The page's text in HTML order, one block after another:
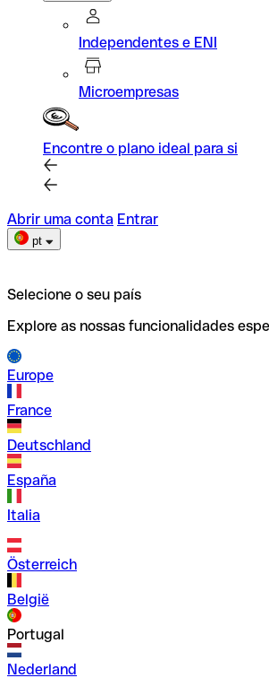
Independentes e ENI
Microempresas
Encontre o plano ideal para si
Abrir uma conta Entrar
pt
Selecione o seu país
Explore as nossas funcionalidades
Europe
France
Deutschland
España
Italia
Österreich
België
Portugal
Nederland